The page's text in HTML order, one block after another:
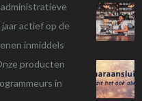
actief op de
inmiddels
producten
in